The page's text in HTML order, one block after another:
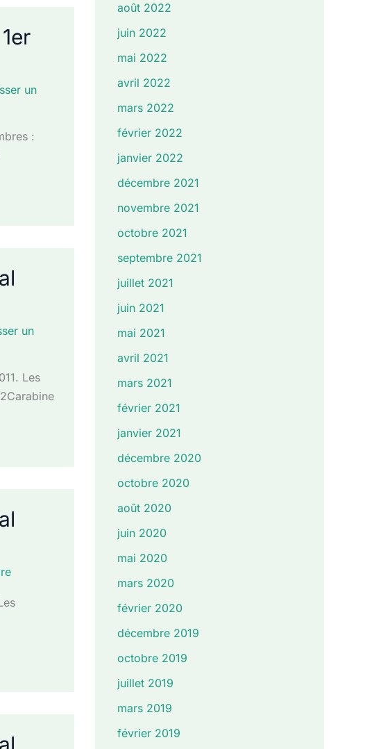
un
:
un
Les
août 2022
juin 2022
mai 2022
avril 2022
mars 2022
février 2022
janvier 2022
décembre 2021
novembre 2021
octobre 2021
septembre 2021
juillet 2021
juin 2021
mai 2021
avril 2021
mars 2021
février 2021
janvier 2021
décembre 2020
octobre 2020
août 2020
juin 2020
mai 2020
mars 2020
février 2020
décembre 2019
octobre 2019
juillet 2019
mars 2019
février 2019